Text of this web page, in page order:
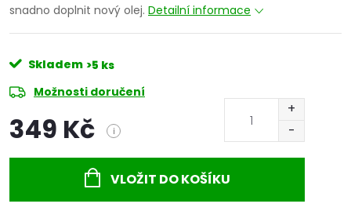
snadno doplnit nový olej. Detailní informace
Skladem >5 ks
Možnosti doručení
349 Kč i
VLOŽIT DO KOŠÍKU